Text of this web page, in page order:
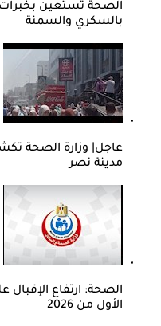
الصحة تستعين
بالسكري والسمنة
عاجل| وزارة الصحة
مدينة نصر
الأول من 2026